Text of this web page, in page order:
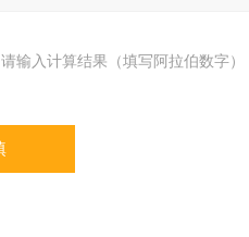
请输入计算结果（填写阿拉伯数字